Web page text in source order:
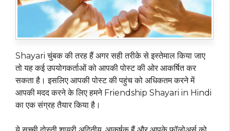
Shayari चुंबक की तरह हैं अगर सही तरीके से इस्तेमाल किया जाए
तो यह कई उपयोगकर्ताओं को आपकी पोस्ट की ओर आकर्षित कर
सकता है। इसलिए आपकी पोस्ट की पहुंच को अधिकतम करने में
आपकी मदद करने के लिए हमने Friendship Shayari in Hindi
का एक संग्रह तैयार किया है।